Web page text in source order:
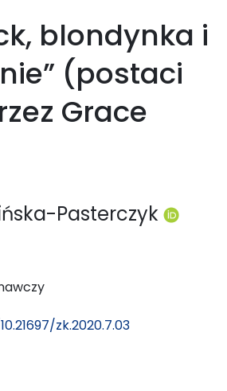
blondynka i
(postaci
Grace
Pasterczyk
zk.2020.7.03